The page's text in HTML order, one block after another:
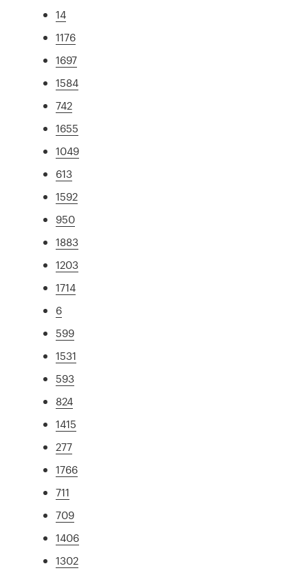
14
1176
1697
1584
742
1655
1049
613
1592
950
1883
1203
1714
6
599
1531
593
824
1415
277
1766
711
709
1406
1302